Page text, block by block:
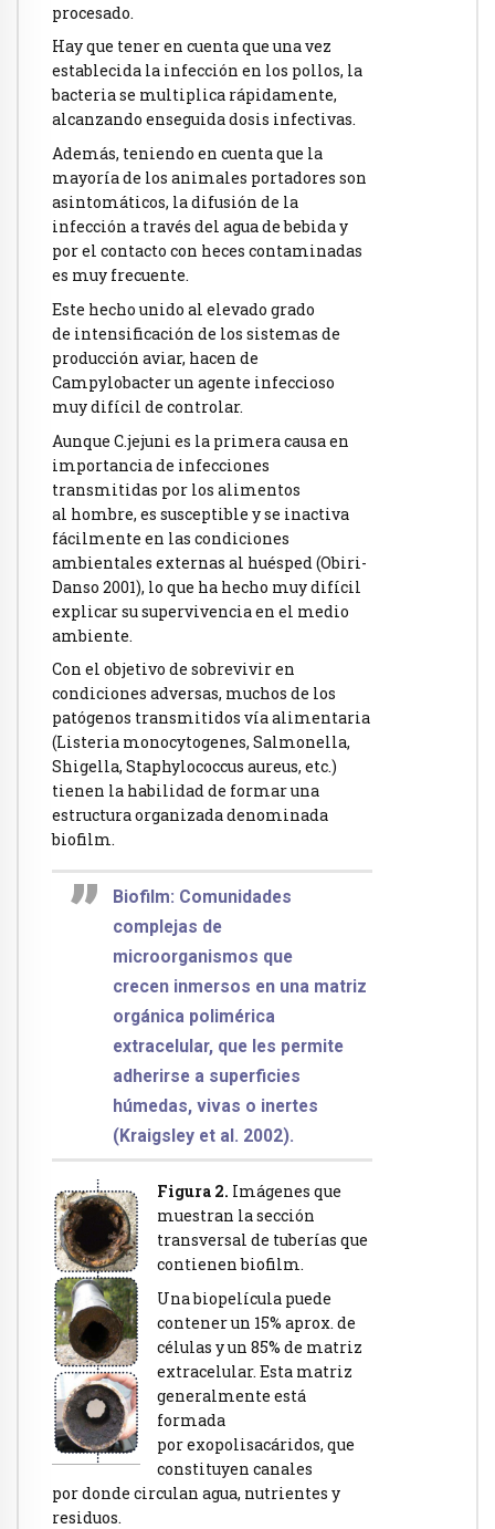
procesado.
Hay que tener en cuenta que una vez
establecida la infección en los pollos, la
bacteria se multiplica rápidamente,
alcanzando enseguida dosis infectivas.
Además, teniendo en cuenta que la
mayoría de los animales portadores son
asintomáticos, la difusión de la
infección a través del agua de bebida y
por el contacto con heces contaminadas
es muy frecuente.
Este hecho unido al elevado grado
de intensificación de los sistemas de
producción aviar, hacen de
Campylobacter un agente infeccioso
muy difícil de controlar.
Aunque C.jejuni es la primera causa en
importancia de infecciones
transmitidas por los alimentos
al hombre, es susceptible y se inactiva
fácilmente en las condiciones
ambientales externas al huésped (Obiri-
Danso 2001), lo que ha hecho muy difícil
explicar su supervivencia en el medio
ambiente.
Con el objetivo de sobrevivir en
condiciones adversas, muchos de los
patógenos transmitidos vía alimentaria
(Listeria monocytogenes, Salmonella,
Shigella, Staphylococcus aureus, etc.)
tienen la habilidad de formar una
estructura organizada denominada
biofilm.
Biofilm: Comunidades
complejas de
microorganismos que
crecen inmersos en una matriz
orgánica polimérica
extracelular, que les permite
adherirse a superficies
húmedas, vivas o inertes
(Kraigsley et al. 2002).
Figura 2. Imágenes que
muestran la sección
transversal de tuberías que
contienen biofilm.
Una biopelícula puede
contener un 15% aprox. de
células y un 85% de matriz
extracelular. Esta matriz
generalmente está
formada
por exopolisacáridos, que
constituyen canales
por donde circulan agua, nutrientes y
residuos.